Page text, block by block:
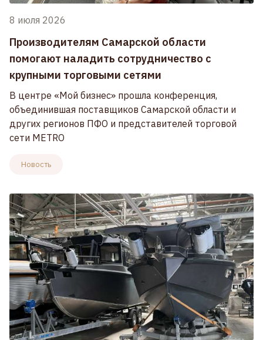
8 июля 2026
Производителям Самарской области
помогают наладить сотрудничество с
крупными торговыми сетями
В центре «Мой бизнес» прошла конференция,
объединившая поставщиков Самарской области и
других регионов ПФО и представителей торговой
сети METRO
Новость